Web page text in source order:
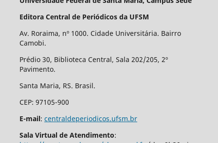
Editora Central de Periódicos da UFSM
Av. Roraima, nº 1000. Cidade Universitária. Bairro
Camobi.
Prédio 30, Biblioteca Central, Sala 202/205, 2º
Pavimento.
Santa Maria, RS. Brasil.
CEP: 97105-900
E-mail: centraldeperiodicos.ufsm.br
Sala Virtual de Atendimento: